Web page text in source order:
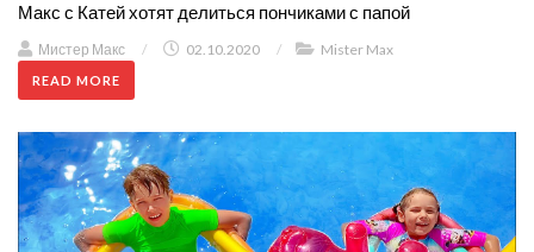
Макс с Катей хотят делиться пончиками с папой
Мистер Макс / 02.10.2020 / Mister Max
READ MORE